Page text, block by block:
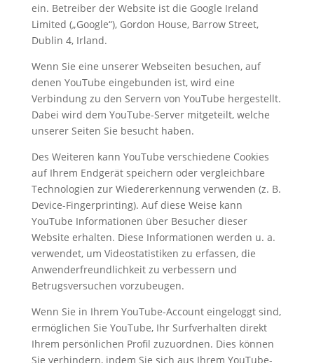
ein. Betreiber der Website ist die Google Ireland
Limited („Google“), Gordon House, Barrow Street,
Dublin 4, Irland.
Wenn Sie eine unserer Webseiten besuchen, auf
denen YouTube eingebunden ist, wird eine
Verbindung zu den Servern von YouTube hergestellt.
Dabei wird dem YouTube-Server mitgeteilt, welche
unserer Seiten Sie besucht haben.
Des Weiteren kann YouTube verschiedene Cookies
auf Ihrem Endgerät speichern oder vergleichbare
Technologien zur Wiedererkennung verwenden (z. B.
Device-Fingerprinting). Auf diese Weise kann
YouTube Informationen über Besucher dieser
Website erhalten. Diese Informationen werden u. a.
verwendet, um Videostatistiken zu erfassen, die
Anwenderfreundlichkeit zu verbessern und
Betrugsversuchen vorzubeugen.
Wenn Sie in Ihrem YouTube-Account eingeloggt sind,
ermöglichen Sie YouTube, Ihr Surfverhalten direkt
Ihrem persönlichen Profil zuzuordnen. Dies können
Sie verhindern, indem Sie sich aus Ihrem YouTube-